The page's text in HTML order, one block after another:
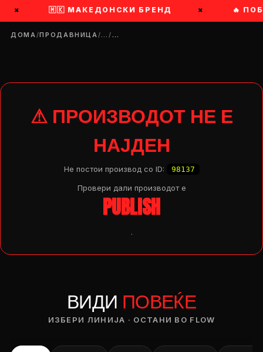
× 🇲🇰 МАКЕДОНСКИ БРЕНД × 🔥
ДОМА/ПРОДАВНИЦА/…/…
⚠ ПРОИЗВОДОТ НЕ Е
НАЈДЕН
Не постои производ со ID: 98137
Провери дали производот e
PUBLISH
.
ВИДИ ПОВЕЌЕ
ИЗБЕРИ ЛИНИЈА · ОСТАНИ ВО FLOW